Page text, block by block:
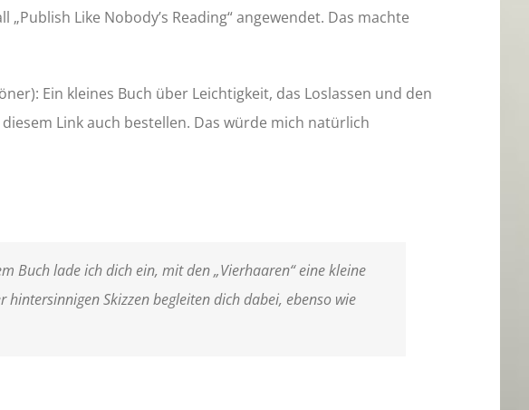
Like Nobody’s Reading“ angewendet. Das machte
Ein kleines Buch über Leichtigkeit, das Loslassen und den
Link auch bestellen. Das würde mich natürlich
Buch lade ich dich ein, mit den „Vierhaaren“ eine kleine
Skizzen begleiten dich dabei, ebenso wie